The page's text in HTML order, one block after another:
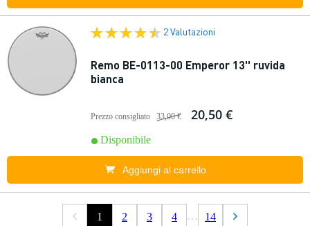
2 Valutazioni
Remo BE-0113-00 Emperor 13'' ruvida
bianca
Prezzo consigliato 33,00 € 20,50 €
Disponibile
Aggiungi al carrello
1 2 3 4 … 14